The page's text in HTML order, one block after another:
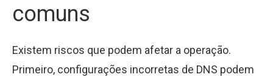
comuns
Existem riscos que podem afetar a operação.
Primeiro, configurações incorretas de DNS podem